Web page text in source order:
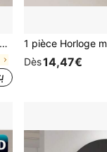
Dès14,47€